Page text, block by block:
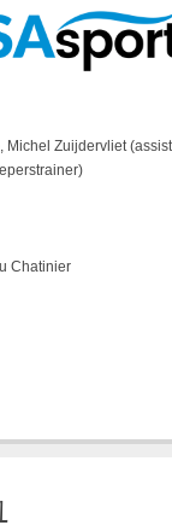
Michel Zuijdervliet
Chatinier